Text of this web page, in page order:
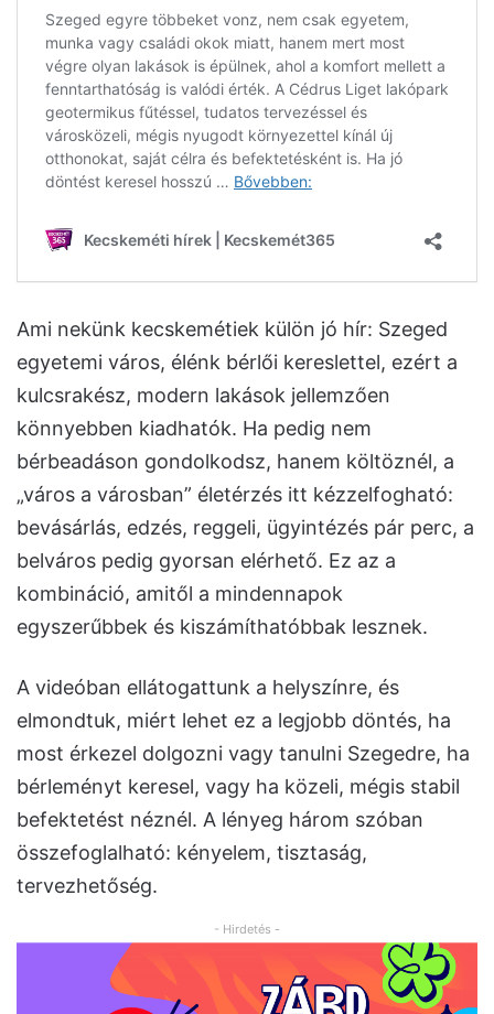
Ami nekünk kecskemétiek külön jó hír: Szeged
egyetemi város, élénk bérlői kereslettel, ezért a
kulcsrakész, modern lakások jellemzően
könnyebben kiadhatók. Ha pedig nem
bérbeadáson gondolkodsz, hanem költöznél, a
„város a városban” életérzés itt kézzelfogható:
bevásárlás, edzés, reggeli, ügyintézés pár perc, a
belváros pedig gyorsan elérhető. Ez az a
kombináció, amitől a mindennapok
egyszerűbbek és kiszámíthatóbbak lesznek.
A videóban ellátogattunk a helyszínre, és
elmondtuk, miért lehet ez a legjobb döntés, ha
most érkezel dolgozni vagy tanulni Szegedre, ha
bérleményt keresel, vagy ha közeli, mégis stabil
befektetést néznél. A lényeg három szóban
összefoglalható: kényelem, tisztaság,
tervezhetőség.
- Hirdetés -